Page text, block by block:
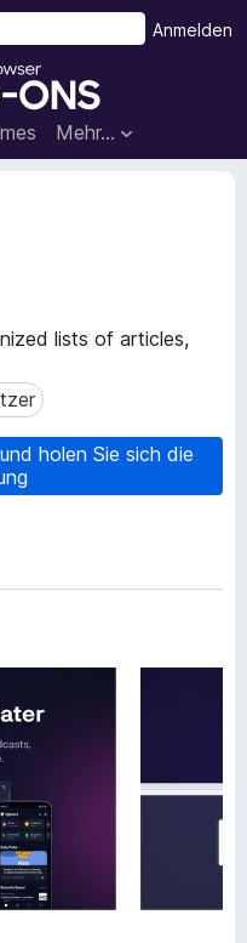
Mehr…
Anmelden
lists of articles,
holen Sie sich die